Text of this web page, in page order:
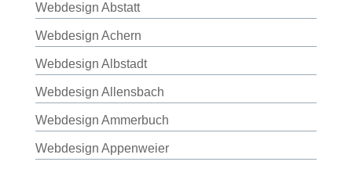
Webdesign Abstatt
Webdesign Achern
Webdesign Albstadt
Webdesign Allensbach
Webdesign Ammerbuch
Webdesign Appenweier